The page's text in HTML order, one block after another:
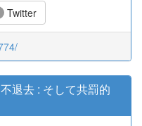
Twitter
退去 : そして共罰的